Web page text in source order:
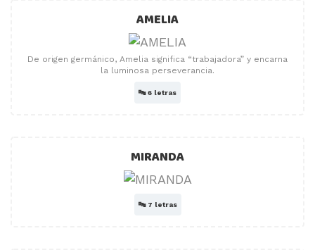
AMELIA
De origen germánico, Amelia significa “trabajadora” y encarna
la luminosa perseverancia.
🔤6 letras
MIRANDA
🔤 7 letras